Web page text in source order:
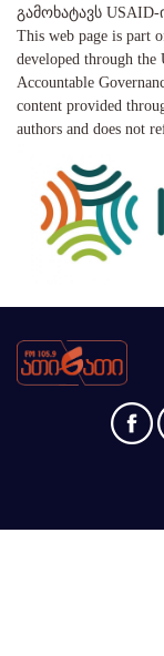
გამოხატავს
This web page is part
developed through
Accountable
content provided
authors and does not